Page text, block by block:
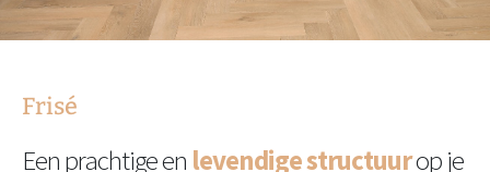
Frisé
Een prachtige en levendige structuurop je